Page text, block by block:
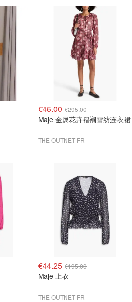
€45.00 €295.00
Maje 金属花卉褶裥雪纺连衣裙
THE OUTNET FR
€44.25 €195.00
Maje 上衣
THE OUTNET FR